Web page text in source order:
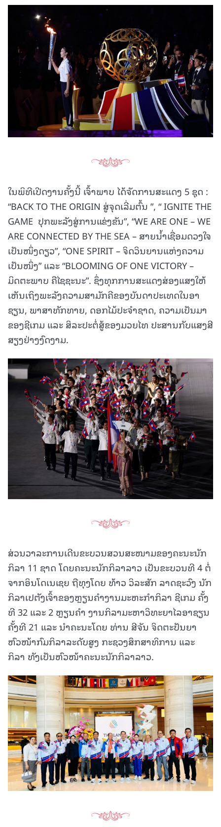
ໃນພິທີເປີດງານຄັ້ງນີ້ ເຈົ້າພາບ ໄດ້ຈັດການສະແດງ 5 ຊຸດ :
“BACK TO THE ORIGIN ສູ່ຈຸດເລີ່ມຕົ້ນ ”, “ IGNITE THE
GAME ປຸກພະລັງສູ່ການແຂ່ງຂັນ”, “WE ARE ONE – WE
ARE CONNECTED BY THE SEA – ສາຍນໍ້າເຊື່ອມດວງໃຈ
ເປັນໜຶ່ງດຽວ”, “ONE SPIRIT – ຈິດວິນຍານແຫ່ງຄວາມ
ເປັນໜຶ່ງ” ແລະ “BLOOMING OF ONE VICTORY –
ມິດຕະພາບ ຄືໄຊຊະນະ”. ຊຶ່ງທຸກການສະແດງສ່ອງແສງໃຫ້
ເຫັນເຖິງພະລັງຄວາມສາມັກຄີຂອງບັນດາປະເທດໃນອາ
ຊຽນ, ພາສາທັກທາຍ, ດອກໄມ້ປະຈຳຊາດ, ຄວາມເປັນມາ
ຂອງຊີເກມ ແລະ ສິລະປະຕໍ່ສູ້ຂອງມວຍໄທ ປະສານກັບແສງສີ
ສຽງຢ່າງງົດງາມ.
ສ່ວນວາລະການເດີນຂະບວນສວນສະໜາມຂອງຄະນະນັກ
ກິລາ 11 ຊາດ ໂດຍຄະນະນັກກິລາລາວ ເປັນຂະບວນທີ 4 ຕໍ່
ຈາກອິນໂດເນເຊຍ ຖືທຸງໂດຍ ທ້າວ ວິລະສັກ ລາດຊະວົງ ນັກ
ກິລາເປຕັງເຈົ້າຂອງຫຼຽນຄຳງານມະຫະກຳກິລາ ຊີເກມ ຄັ້ງ
ທີ 32 ແລະ 2 ຫຼຽນຄຳ ງານກິລາມະຫາວິທະຍາໄລອາຊຽນ
ຄັ້ງທີ 21 ແລະ ນຳຄະນະໂດຍ ທ່ານ ສີຈັນ ຈິດຕະປັນຍາ
ຫົວໜ້າກົມກິລາລະດັບສູງ ກະຊວງສຶກສາທິການ ແລະ
ກິລາ ທັງເປັນຫົວໜ້າຄະນະນັກກິລາລາວ.